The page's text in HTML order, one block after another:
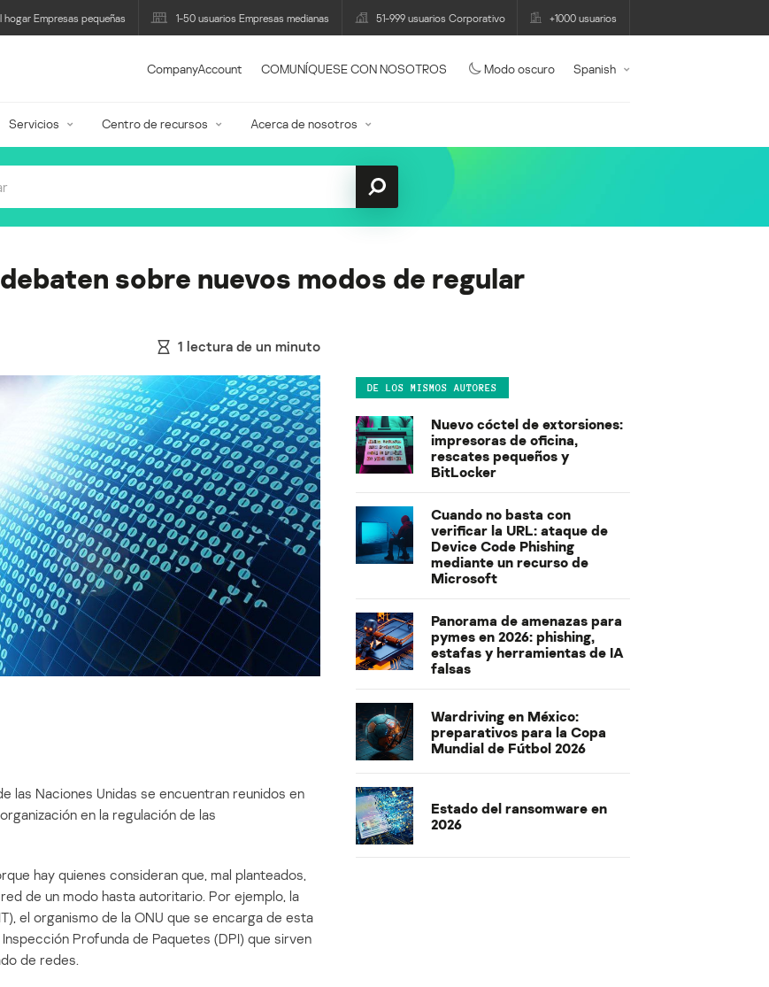
hogar Empresas pequeñas 1-50 usuarios Empresas medianas 51-999 usuarios Corporativo +1000 usuarios
CompanyAccount COMUNÍQUESE CON NOSOTROS Modo oscuro Spanish
Servicios Centro de recursos Acerca de nosotros
sobre nuevos modos de regular
1 lectura de un minuto
las Naciones Unidas se encuentran reunidos en
en la regulación de las
hay quienes consideran que, mal planteados,
de un modo hasta autoritario. Por ejemplo, la
el organismo de la ONU que se encarga de esta
Profunda de Paquetes (DPI) que sirven
de redes.
DE LOS MISMOS AUTORES
Nuevo cóctel de extorsiones:
impresoras de oficina,
rescates pequeños y
BitLocker
Cuando no basta con
verificar la URL: ataque de
Device Code Phishing
mediante un recurso de
Microsoft
Panorama de amenazas para
pymes en 2026: phishing,
estafas y herramientas de IA
falsas
Wardriving en México:
preparativos para la Copa
Mundial de Fútbol 2026
Estado del ransomware en
2026